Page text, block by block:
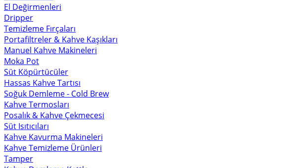
El Değirmenleri
Dripper
Temizleme Fırçaları
Portafiltreler & Kahve Kaşıkları
Manuel Kahve Makineleri
Moka Pot
Süt Köpürtücüler
Hassas Kahve Tartısı
Soğuk Demleme - Cold Brew
Kahve Termosları
Posalık & Kahve Çekmecesi
Süt Isıtıcıları
Kahve Kavurma Makineleri
Kahve Temizleme Ürünleri
Tamper